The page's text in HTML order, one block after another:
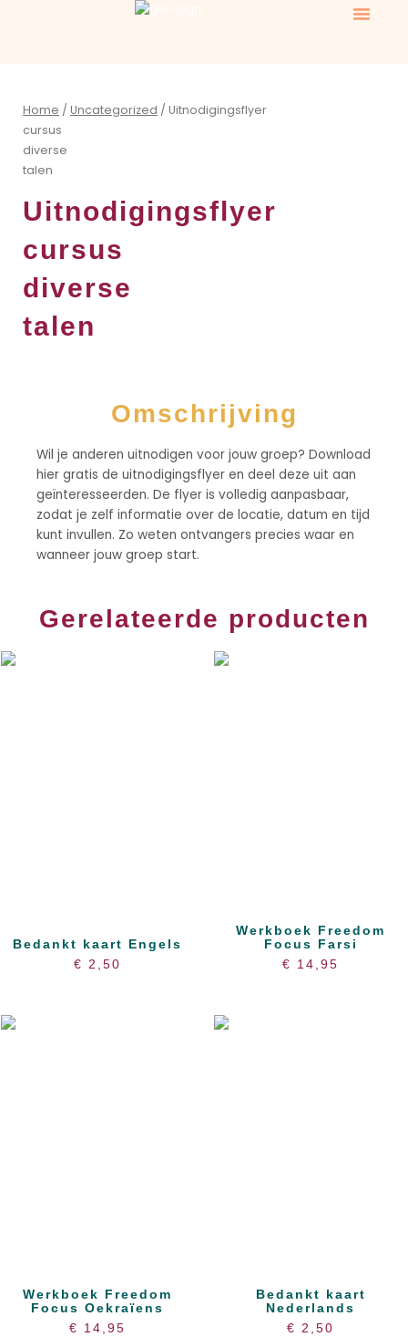
Home / Uncategorized / Uitnodigingsflyer
cursus
diverse
talen
Uitnodigingsflyer
cursus
diverse
talen
Omschrijving
Wil je anderen uitnodigen voor jouw groep? Download
hier gratis de uitnodigingsflyer en deel deze uit aan
geïnteresseerden. De flyer is volledig aanpasbaar,
zodat je zelf informatie over de locatie, datum en tijd
kunt invullen. Zo weten ontvangers precies waar en
wanneer jouw groep start.
Gerelateerde producten
Bedankt kaart Engels
€ 2,50
Werkboek Freedom
Focus Farsi
€ 14,95
Werkboek Freedom
Focus Oekraïens
€ 14,95
Bedankt kaart
Nederlands
€ 2,50